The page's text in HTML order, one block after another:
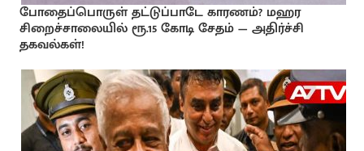
போதைப்பொருள் தட்டுப்பாடே காரணம்? மஹர
சிறைச்சாலையில் ரூ.15 கோடி சேதம் — அதிர்ச்சி
தகவல்கள்!